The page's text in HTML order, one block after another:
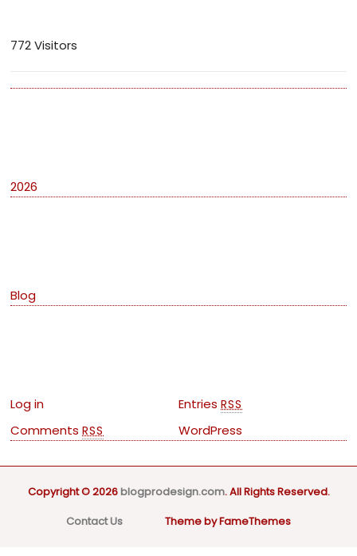
772 Visitors
2026
Blog
Log in Entries RSS
CommentsRSS WordPress
Copyright © 2026blogprodesign.com. All Rights Reserved.
Contact Us
Theme by FameThemes